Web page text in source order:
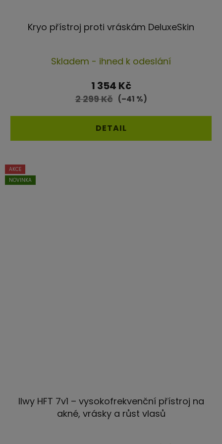
Kryo přístroj proti vráskám DeluxeSkin
hodnocení
produktu
je
z
5
Skladem - ihned k odeslání
1 354 Kč
2 299 Kč (–41 %)
DETAIL
AKCE
NOVINKA
Ilwy HFT 7v1 – vysokofrekvenční přístroj na
akné, vrásky a růst vlasů